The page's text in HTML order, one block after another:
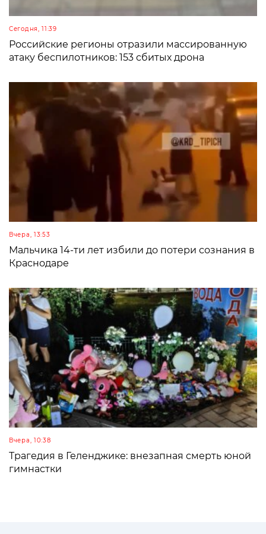
Сегодня, 11:39
Российские регионы отразили массированную
атаку беспилотников: 153 сбитых дрона
Вчера, 13:53
Мальчика 14-ти лет избили до потери сознания в
Краснодаре
Вчера, 10:38
Трагедия в Геленджике: внезапная смерть юной
гимнастки